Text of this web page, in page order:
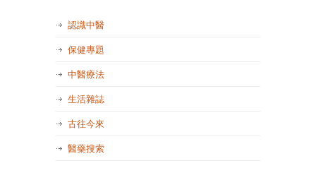
認識中醫
保健專題
中醫療法
生活雜誌
古往今來
醫藥搜索